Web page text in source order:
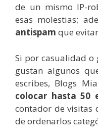
de un mismo IP-
esas molestias;
antispam que
Si por casualidad o
gustan algunos
escribes, Blogs
colocar hasta 50
contador de visitas
de ordenarlos